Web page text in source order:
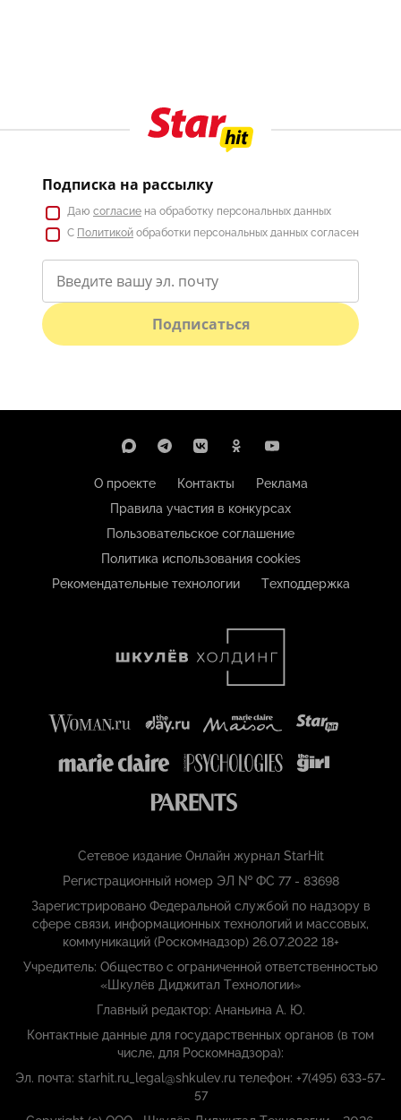
Подписка на рассылку
Даю согласие на обработку персональных данных
С Политикой обработки персональных данных согласен
Подписаться
О проекте Контакты
Реклама
Правила участия в конкурсах
Пользовательское соглашение
Политика использования cookies
Рекомендательные технологии
Техподдержка
Сетевое издание Онлайн журнал StarHit
Регистрационный номер ЭЛ № ФС 77 - 83698
Зарегистрировано Федеральной службой по надзору в
сфере связи, информационных технологий и массовых,
коммуникаций (Роскомнадзор) 26.07.2022 18+
Учредитель: Общество с ограниченной ответственностью
«Шкулёв Диджитал Технологии»
Главный редактор: Ананьина А. Ю.
Контактные данные для государственных органов (в том
числе, для Роскомнадзора):
Эл. почта: starhit.ru_legal@shkulev.ru телефон: +7(495) 633-57-
57